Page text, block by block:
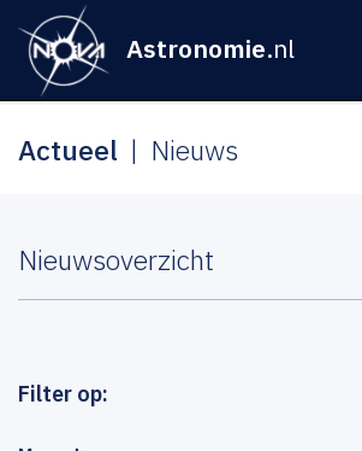
Astronomie.nl
Actueel Nieuws
Nieuwsoverzicht
Filter op: